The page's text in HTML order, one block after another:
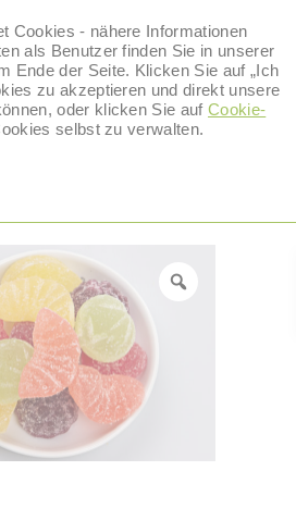
0
Cookies - nähere Informationen
als Benutzer finden Sie in unserer
Ende der Seite. Klicken Sie auf „Ich
zu akzeptieren und direkt unsere
oder klicken Sie aufCookie-
selbst zu verwalten.